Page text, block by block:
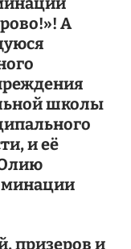
А
школы
и её
призеров и